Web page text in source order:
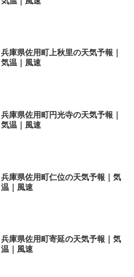
兵庫県佐用町上秋里の天気予報｜
気温｜風速
兵庫県佐用町円光寺の天気予報｜
気温｜風速
兵庫県佐用町仁位の天気予報｜気
温｜風速
兵庫県佐用町寄延の天気予報｜気
温｜風速